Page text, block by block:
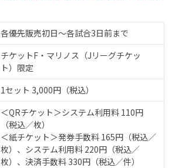
各優先販売初日～各試合3日前まで
チケットF・マリノス（Jリーグチケッ
ト）限定
1セット 3,000円（税込）
＜QRチケット＞システム利用料 110円
（税込／枚）
＜紙チケット＞発券手数料 165円（税込／
枚）、システム利用料 220円（税込／
枚）、決済手数料 330円（税込／件）